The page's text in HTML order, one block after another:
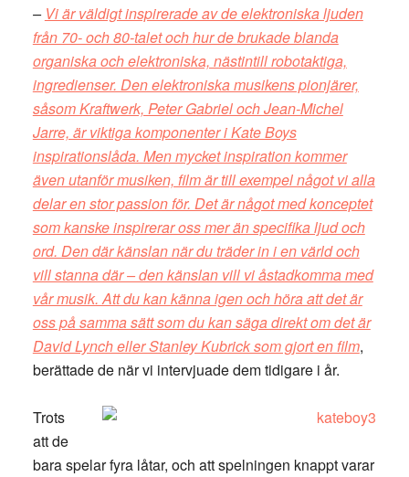
– Vi är väldigt inspirerade av de elektroniska ljuden
från 70- och 80-talet och hur de brukade blanda
organiska och elektroniska, nästintill robotaktiga,
ingredienser. Den elektroniska musikens pionjärer,
såsom Kraftwerk, Peter Gabriel och Jean-Michel
Jarre, är viktiga komponenter i Kate Boys
inspirationslåda. Men mycket inspiration kommer
även utanför musiken, film är till exempel något vi alla
delar en stor passion för. Det är något med konceptet
som kanske inspirerar oss mer än specifika ljud och
ord. Den där känslan när du träder in i en värld och
vill stanna där – den känslan vill vi åstadkomma med
vår musik. Att du kan känna igen och höra att det är
oss på samma sätt som du kan säga direkt om det är
David Lynch eller Stanley Kubrick som gjort en film,
berättade de när vi intervjuade dem tidigare i år.
Trots
att de
bara spelar fyra låtar, och att spelningen knappt varar